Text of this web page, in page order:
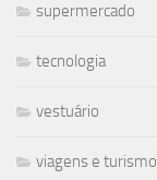
supermercado
tecnologia
vestuário
viagens e turismo